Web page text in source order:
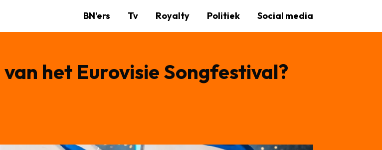
BN’ers Tv Royalty Politiek Social media
het Eurovisie Songfestival?